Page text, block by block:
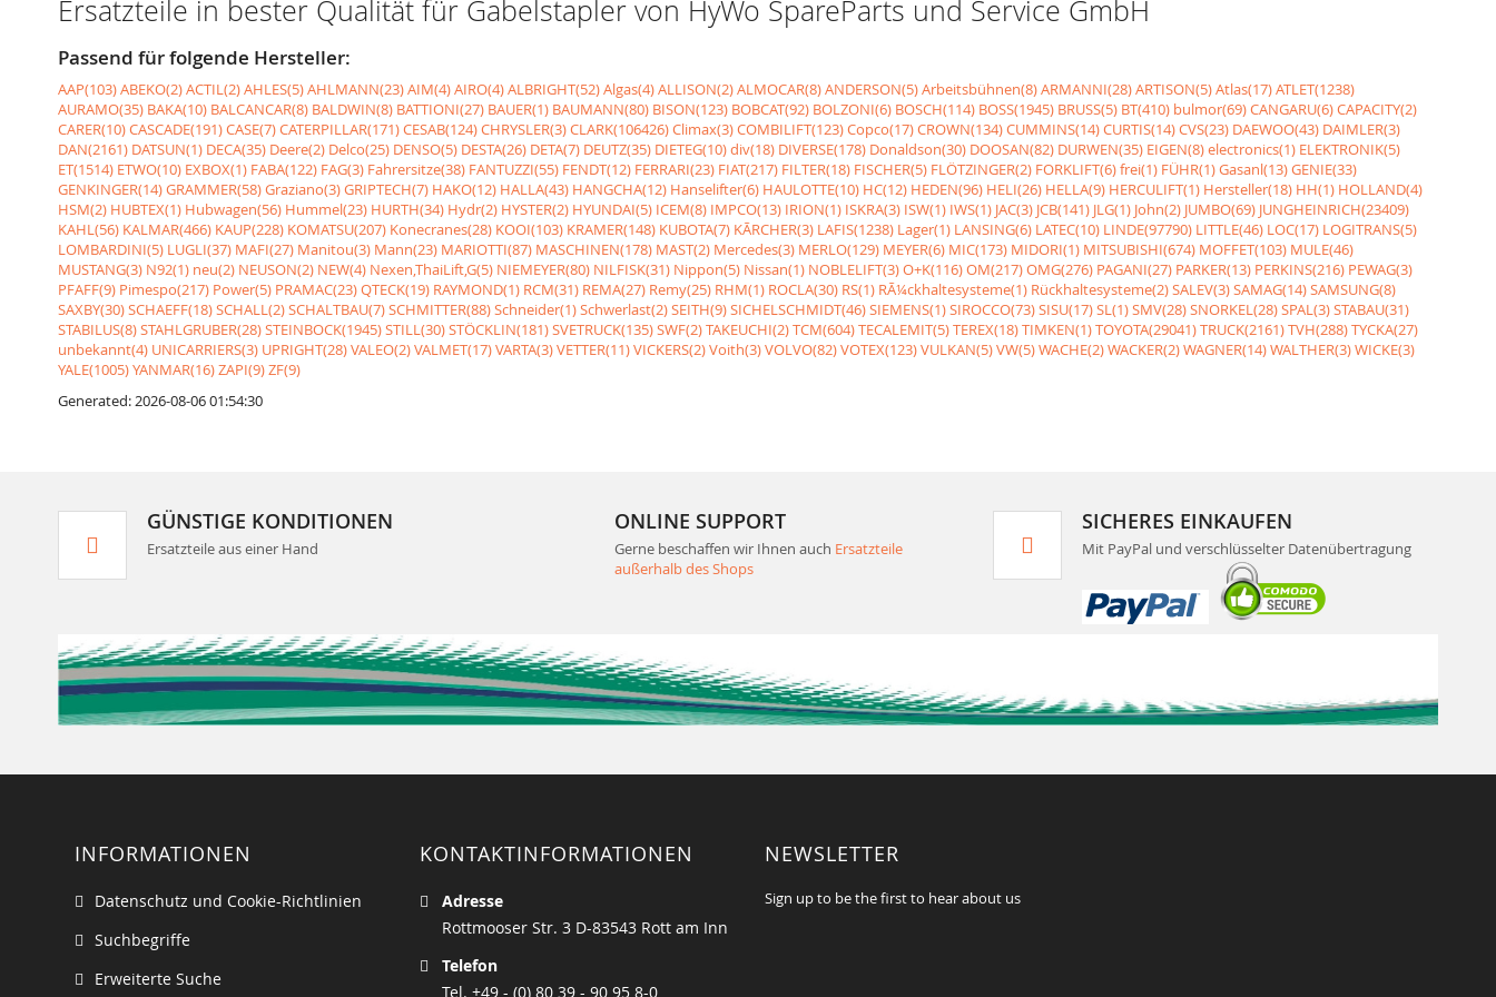
Ersatzteile in bester Qualität für Gabelstapler von HyWo SpareParts und Service GmbH
Passend für folgende Hersteller:
AAP(103)ABEKO(2)ACTIL(2)AHLES(5)AHLMANN(23)AIM(4)AIRO(4)ALBRIGHT(52)Algas(4)ALLISON(2)ALMOCAR(8)ANDERSON(5)Arbeitsbühnen(8)ARMANNI(28)ARTISON(5)Atlas(17)ATLET(1238)
AURAMO(35) BAKA(10) BALCANCAR(8) BALDWIN(8) BATTIONI(27) BAUER(1) BAUMANN(80) BISON(123) BOBCAT(92) BOLZONI(6) BOSCH(114) BOSS(1945) BRUSS(5) BT(410) bulmor(69)CANGARU(6)CAPACITY(2)
CARER(10)CASCADE(191)CASE(7)CATERPILLAR(171)CESAB(124)CHRYSLER(3)CLARK(106426)Climax(3)COMBILIFT(123)Copco(17)CROWN(134)CUMMINS(14)CURTIS(14)CVS(23) DAEWOO(43) DAIMLER(3)
DAN(2161) DATSUN(1) DECA(35) Deere(2) Delco(25) DENSO(5) DESTA(26) DETA(7) DEUTZ(35) DIETEG(10)div(18) DIVERSE(178) Donaldson(30) DOOSAN(82) DURWEN(35) EIGEN(8)electronics(1) ELEKTRONIK(5)
ET(1514) ETWO(10) EXBOX(1) FABA(122) FAG(3) Fahrersitze(38) FANTUZZI(55) FENDT(12) FERRARI(23) FIAT(217) FILTER(18) FISCHER(5) FLÖTZINGER(2) FORKLIFT(6)frei(1) FÜHR(1)Gasanl(13)GENIE(33)
GENKINGER(14)GRAMMER(58)Graziano(3)GRIPTECH(7) HAKO(12) HALLA(43) HANGCHA(12) Hanselifter(6) HAULOTTE(10) HC(12) HEDEN(96) HELI(26) HELLA(9) HERCULIFT(1) Hersteller(18) HH(1) HOLLAND(4)
HSM(2) HUBTEX(1) Hubwagen(56) Hummel(23) HURTH(34) Hydr(2) HYSTER(2) HYUNDAI(5) ICEM(8) IMPCO(13) IRION(1) ISKRA(3) ISW(1) IWS(1) JAC(3) JCB(141) JLG(1) John(2) JUMBO(69) JUNGHEINRICH(23409)
KAHL(56) KALMAR(466) KAUP(228) KOMATSU(207) Konecranes(28) KOOI(103) KRAMER(148) KUBOTA(7) KÃRCHER(3) LAFIS(1238) Lager(1) LANSING(6) LATEC(10) LINDE(97790) LITTLE(46) LOC(17) LOGITRANS(5)
LOMBARDINI(5) LUGLI(37) MAFI(27) Manitou(3) Mann(23) MARIOTTI(87) MASCHINEN(178) MAST(2) Mercedes(3) MERLO(129) MEYER(6) MIC(173) MIDORI(1) MITSUBISHI(674) MOFFET(103) MULE(46)
MUSTANG(3) N92(1) neu(2) NEUSON(2) NEW(4) Nexen,ThaiLift,G(5) NIEMEYER(80) NILFISK(31) Nippon(5) Nissan(1) NOBLELIFT(3)O+K(116)OM(217)OMG(276) PAGANI(27) PARKER(13) PERKINS(216) PEWAG(3)
PFAFF(9) Pimespo(217) Power(5) PRAMAC(23)QTECK(19) RAYMOND(1) RCM(31) REMA(27) Remy(25) RHM(1) ROCLA(30) RS(1) RÃ¼ckhaltesysteme(1) Rückhaltesysteme(2)SALEV(3)SAMAG(14)SAMSUNG(8)
SAXBY(30)SCHAEFF(18)SCHALL(2)SCHALTBAU(7)SCHMITTER(88)Schneider(1)Schwerlast(2)SEITH(9)SICHELSCHMIDT(46)SIEMENS(1)SIROCCO(73)SISU(17)SL(1)SMV(28)SNORKEL(28)SPAL(3)STABAU(31)
STABILUS(8)STAHLGRUBER(28)STEINBOCK(1945)STILL(30)STÖCKLIN(181)SVETRUCK(135)SWF(2)TAKEUCHI(2)TCM(604)TECALEMIT(5)TEREX(18)TIMKEN(1)TOYOTA(29041)TRUCK(2161)TVH(288)TYCKA(27)
unbekannt(4) UNICARRIERS(3) UPRIGHT(28)VALEO(2)VALMET(17)VARTA(3)VETTER(11)VICKERS(2)Voith(3)VOLVO(82)VOTEX(123)VULKAN(5)VW(5)WACHE(2)WACKER(2)WAGNER(14)WALTHER(3)WICKE(3)
YALE(1005)YANMAR(16)ZAPI(9)ZF(9)
Generated: 2026-08-06 01:54:30
GÜNSTIGE KONDITIONEN
Ersatzteile aus einer Hand
ONLINE SUPPORT
Gerne beschaffen wir Ihnen auch Ersatzteile
außerhalb des Shops
SICHERES EINKAUFEN
Mit PayPal und verschlüsselter Datenübertragung
INFORMATIONEN
Datenschutz und Cookie-Richtlinien
Suchbegriffe
Erweiterte Suche
KONTAKTINFORMATIONEN
Adresse
Rottmooser Str. 3 D-83543 Rott am Inn
Telefon
Tel. +49 - (0) 80 39 - 90 95 8-0
NEWSLETTER
Sign up to be the first to hear about us